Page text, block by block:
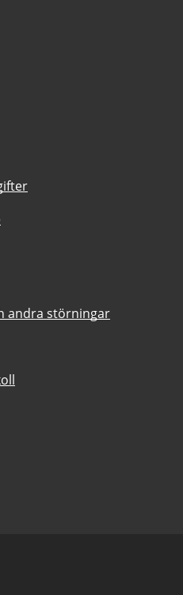
andra störningar